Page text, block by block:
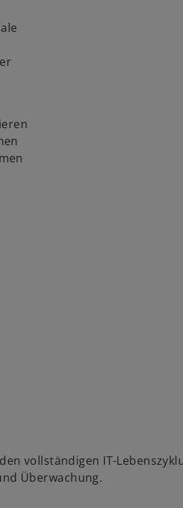
vollständigen IT-
Überwachung.